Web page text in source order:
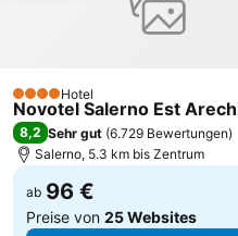
Archäologisches Landesmuseum
Parco Regionale dei Monti Lattari
Centro Storico di Agropoli
Vulcano Buono
4 SterneHotel
Novotel Salerno Est
8,2 Sehr gut (6.729 Bewertungen)
Salerno, 5.3 km bis Zentrum
ab 96 €
Preise von 25 Websites